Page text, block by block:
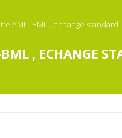
AML -BML , echange standard
, ECHANGE